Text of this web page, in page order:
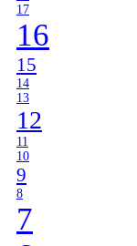
17
16
15
14
13
12
11
10
9
8
7